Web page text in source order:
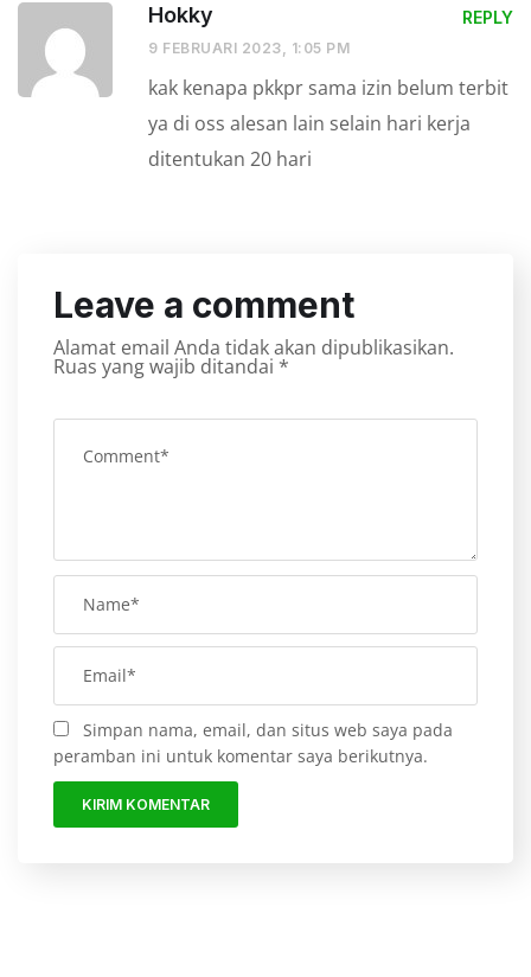
Hokky
9 FEBRUARI 2023, 1:05 PM
REPLY
kak kenapa pkkpr sama izin belum terbit
ya di oss alesan lain selain hari kerja
ditentukan 20 hari
Leave a comment
Alamat email Anda tidak akan dipublikasikan.
Ruas yang wajib ditandai *
Simpan nama, email, dan situs web saya pada
peramban ini untuk komentar saya berikutnya.